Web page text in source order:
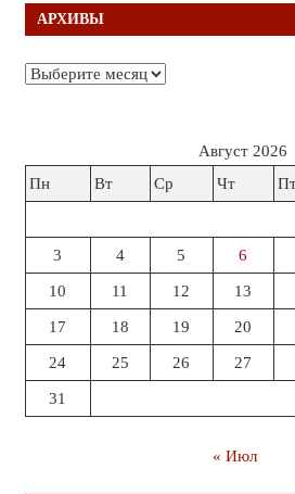
АРХИВЫ
Архивы
Август 2026
Пн
Вт Ср Чт
3 4 5 6
10 11 12 13
17 18 19 20
24 25 26 27
31
« Июл